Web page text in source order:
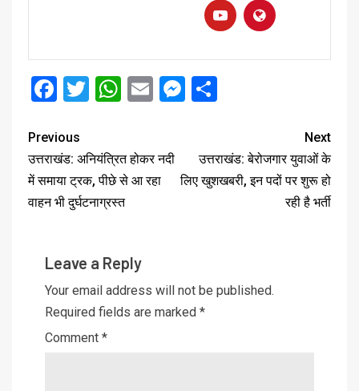
Facebook
Twitter
WhatsApp
EmailMessenger
Previous
उत्तराखंड: अनियंत्रित होकर नदी
में समाया ट्रक, पीछे से आ रहा
वाहन भी दुर्घटनाग्रस्त
Next
उत्तराखंड: बेरोजगार युवाओं के
लिए खुशखबरी, इन पदों पर शुरू हो
रही है भर्ती
Leave a Reply
Your email address will not be published.
Required fields are marked *
Comment *